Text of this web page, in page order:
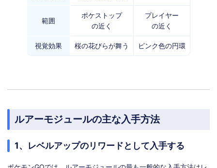
範囲
ポケストップ
の近く
プレイヤー
の近く
視覚効果 桜の花びらが舞う ピンク色の円環
ルアーモジュールの主な入手方法
1、レベルアップのリワードとして入手する